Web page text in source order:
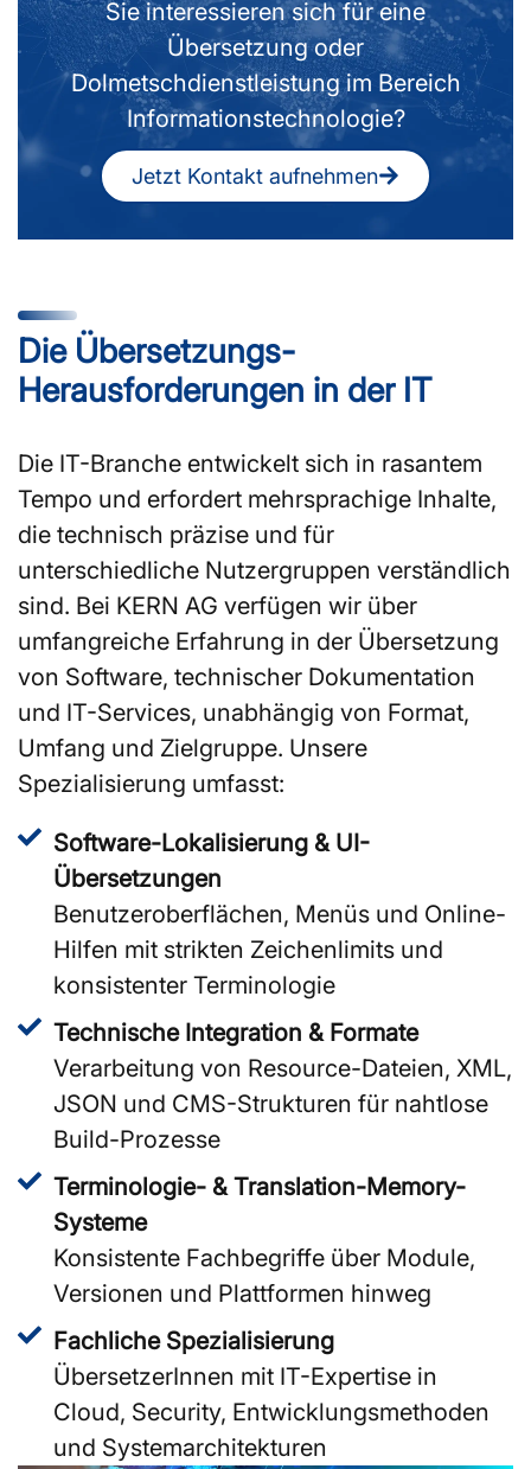
Sie interessieren sich für eine
Übersetzung oder
Dolmetschdienstleistung im Bereich
Informationstechnologie?
Jetzt Kontakt aufnehmen
Die Übersetzungs-
Herausforderungen in der IT
Die IT-Branche entwickelt sich in rasantem
Tempo und erfordert mehrsprachige Inhalte,
die technisch präzise und für
unterschiedliche Nutzergruppen verständlich
sind. Bei KERN AG verfügen wir über
umfangreiche Erfahrung in der Übersetzung
von Software, technischer Dokumentation
und IT-Services, unabhängig von Format,
Umfang und Zielgruppe. Unsere
Spezialisierung umfasst:
Software-Lokalisierung & UI-
Übersetzungen
Benutzeroberflächen, Menüs und Online-
Hilfen mit strikten Zeichenlimits und
konsistenter Terminologie
Technische Integration & Formate
Verarbeitung von Resource-Dateien, XML,
JSON und CMS-Strukturen für nahtlose
Build-Prozesse
Terminologie- & Translation-Memory-
Systeme
Konsistente Fachbegriffe über Module,
Versionen und Plattformen hinweg
Fachliche Spezialisierung
ÜbersetzerInnen mit IT-Expertise in
Cloud, Security, Entwicklungsmethoden
und Systemarchitekturen